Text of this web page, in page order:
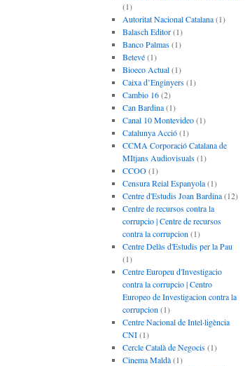
(1)
Autoritat Nacional Catalana(1)
Balasch Editor(1)
Banco Palmas(1)
Betevé(1)
Bioeco Actual(1)
Caixa d’Enginyers(1)
Cambio 16(2)
Can Bardina(1)
Canal 10 Montevideo(1)
Catalunya Acció(1)
CCMA Corporació Catalana de
MItjans Audiovisuals(1)
CCOO(1)
Censura Reial Espanyola(1)
Centre d'Estudis Joan Bardina(12)
Centre de recursos contra la
corrupcio | Centre de recursos
contra la corrupcion (1)
Centre Delàs d'Estudis per la Pau
(1)
Centre Europeu d'Investigacio
contra la corrupcio | Centro
Europeo de Investigacion contra la
corrupcion (1)
Centre Nacional de Intel·ligència
CNI(1)
Cercle Català de Negocis(1)
Cinema Maldà(1)